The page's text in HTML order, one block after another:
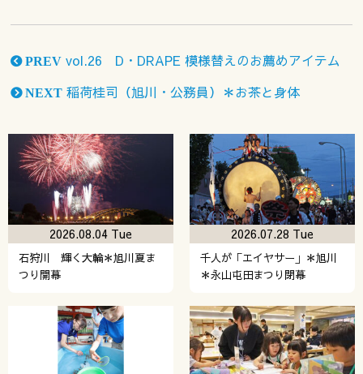
PREV vol.26 D・DRAPE 模様替えのお薦めアイテム
NEXT 稲荷桂司（旭川・公務員）＊お茶と身体
石狩川 輝く大輪＊旭川夏ま
つり開幕
2026.08.04 Tue
千人が「エイヤサー」＊旭川
＊永山屯田まつり閉幕
2026.07.28 Tue